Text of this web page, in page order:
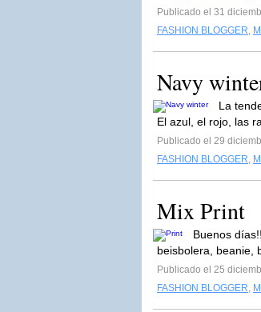
Publicado el 31
FASHION BLOGGER,
Navy
La
El azul, el rojo, las
Publicado el 29
FASHION BLOGGER,
Mix Print
Buenos
beisbolera, beanie,
Publicado el 25
FASHION BLOGGER,